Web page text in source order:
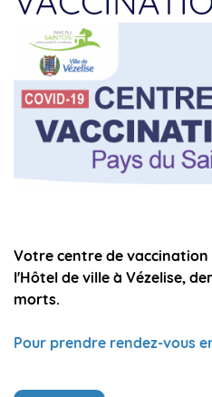
Votre centre de vaccination
l'Hôtel de ville à Vézelise,
morts.
Pour prendre rendez-vous